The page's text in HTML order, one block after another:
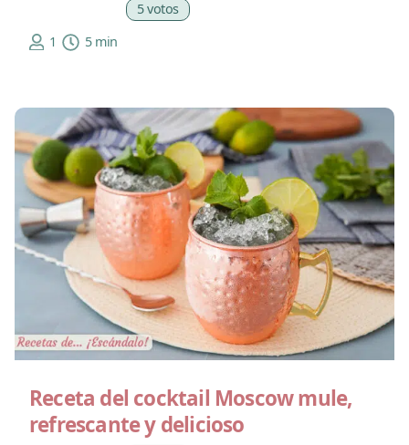
5 votos
1
5 min
Receta del cocktail Moscow mule,
refrescante y delicioso